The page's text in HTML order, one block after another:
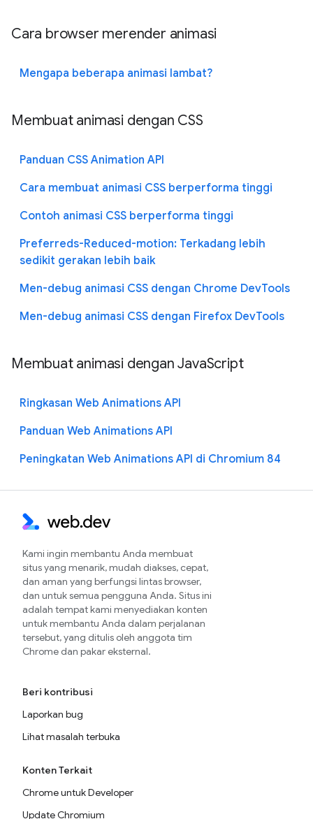
Cara browser merender animasi
Mengapa beberapa animasi lambat?
Membuat animasi dengan CSS
Panduan CSS Animation API
Cara membuat animasi CSS berperforma tinggi
Contoh animasi CSS berperforma tinggi
Preferreds-Reduced-motion: Terkadang lebih
sedikit gerakan lebih baik
Men-debug animasi CSS dengan Chrome DevTools
Men-debug animasi CSS dengan Firefox DevTools
Membuat animasi dengan JavaScript
Ringkasan Web Animations API
Panduan Web Animations API
Peningkatan Web Animations API di Chromium 84
Kami ingin membantu Anda membuat
situs yang menarik, mudah diakses, cepat,
dan aman yang berfungsi lintas browser,
dan untuk semua pengguna Anda. Situs ini
adalah tempat kami menyediakan konten
untuk membantu Anda dalam perjalanan
tersebut, yang ditulis oleh anggota tim
Chrome dan pakar eksternal.
Beri kontribusi
Laporkan bug
Lihat masalah terbuka
Konten Terkait
Chrome untuk Developer
Update Chromium